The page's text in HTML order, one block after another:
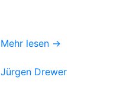
Mehr lesen →
Jürgen Drewer